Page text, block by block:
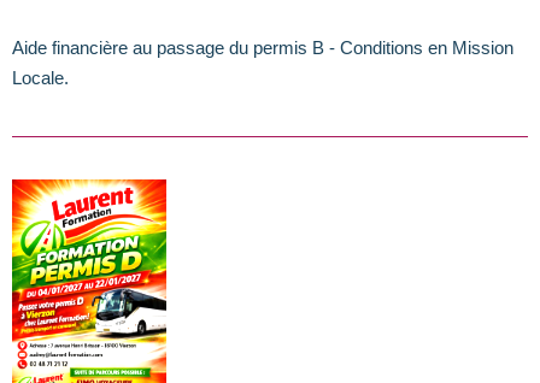
Aide financière au passage du permis B - Conditions en Mission
Locale.